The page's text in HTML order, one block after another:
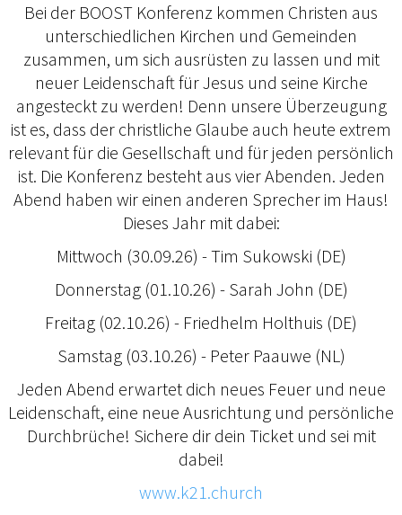
Bei der BOOST Konferenz kommen Christen aus
unterschiedlichen Kirchen und Gemeinden
zusammen, um sich ausrüsten zu lassen und mit
neuer Leidenschaft für Jesus und seine Kirche
angesteckt zu werden! Denn unsere Überzeugung
ist es, dass der christliche Glaube auch heute extrem
relevant für die Gesellschaft und für jeden persönlich
ist. Die Konferenz besteht aus vier Abenden. Jeden
Abend haben wir einen anderen Sprecher im Haus!
Dieses Jahr mit dabei:
Mittwoch (30.09.26) - Tim Sukowski (DE)
Donnerstag (01.10.26) - Sarah John (DE)
Freitag (02.10.26) - Friedhelm Holthuis (DE)
Samstag (03.10.26) - Peter Paauwe (NL)
Jeden Abend erwartet dich neues Feuer und neue
Leidenschaft, eine neue Ausrichtung und persönliche
Durchbrüche! Sichere dir dein Ticket und sei mit
dabei!
www.k21.church